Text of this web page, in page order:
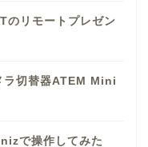
リモートプレゼン
切替器ATEM Mini
で操作してみた